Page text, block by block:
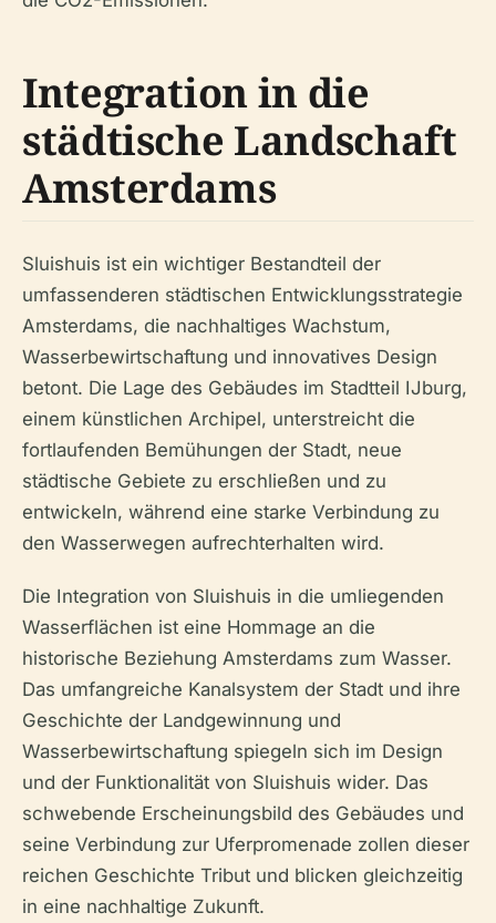
Integration in die
städtische Landschaft
Amsterdams
Sluishuis ist ein wichtiger Bestandteil der
umfassenderen städtischen Entwicklungsstrategie
Amsterdams, die nachhaltiges Wachstum,
Wasserbewirtschaftung und innovatives Design
betont. Die Lage des Gebäudes im Stadtteil IJburg,
einem künstlichen Archipel, unterstreicht die
fortlaufenden Bemühungen der Stadt, neue
städtische Gebiete zu erschließen und zu
entwickeln, während eine starke Verbindung zu
den Wasserwegen aufrechterhalten wird.
Die Integration von Sluishuis in die umliegenden
Wasserflächen ist eine Hommage an die
historische Beziehung Amsterdams zum Wasser.
Das umfangreiche Kanalsystem der Stadt und ihre
Geschichte der Landgewinnung und
Wasserbewirtschaftung spiegeln sich im Design
und der Funktionalität von Sluishuis wider. Das
schwebende Erscheinungsbild des Gebäudes und
seine Verbindung zur Uferpromenade zollen dieser
reichen Geschichte Tribut und blicken gleichzeitig
in eine nachhaltige Zukunft.